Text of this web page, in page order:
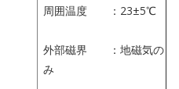
周囲温度 ：23±5℃
外部磁界 ：地磁気の
み